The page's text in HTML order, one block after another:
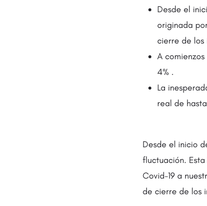
Desde el
originada
cierre de los
A
4% .
La
real de
Desde el inicio
fluctuación.
Covid-19 a
de cierre de los